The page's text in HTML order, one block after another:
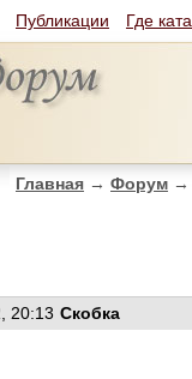
Публикации Где
Главная → Форум →
20:13 Скобка